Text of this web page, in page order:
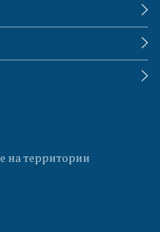
на территории